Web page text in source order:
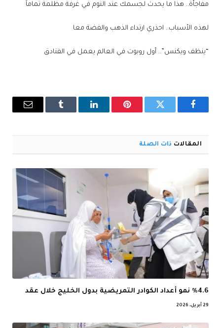
مفاجأة.. هذا ما يحدث لجسمك عند النوم في غرفة مظلمة تماماً
لهذه الأسباب.. احذري ارتداء الذهب والفضة معا
“ينظف ويكنس”.. أول روبوت في العالم يعمل في الفنادق
فيسبوك تويتر بينتيريستلينكدإن Tumblr
البريد
المقالات ذات الصلة
%4.6 نمو أعداد الكوادر التمريضية بدول الخليج خلال عقد
29 أبريل، 2026